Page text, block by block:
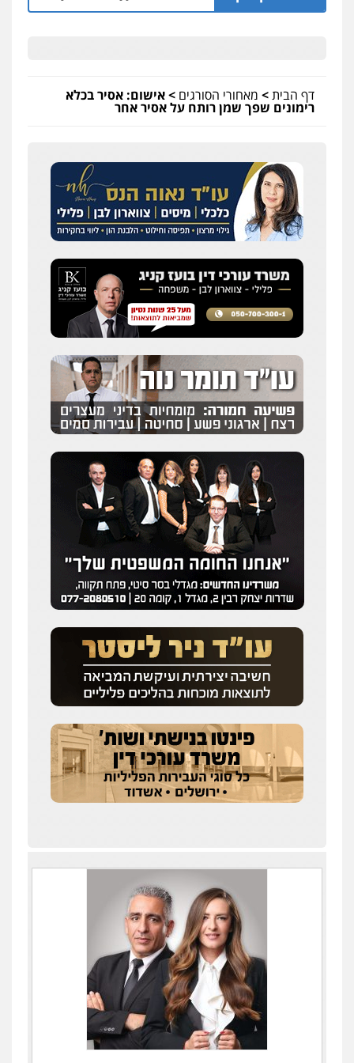
דף הבית> מאחורי הסורגים >אישום: אסיר בכלא
רימונים שפך שמן רותח על אסיר אחר
שחר לדובסקי, עו"ד
פלילי מעצרים וחקירות עבירות המתה
דין לענייני אסירים
0507913332
גיא זהבי משרד עורכי דין
פלילי משפחה
503456449